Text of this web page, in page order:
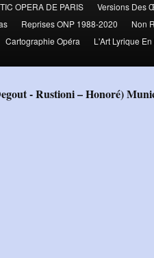
OPERA DE PARIS Versions Des
Reprises ONP 1988-2020 Non
Cartographie Opéra L'Art Lyrique
- Rustioni – Honoré)